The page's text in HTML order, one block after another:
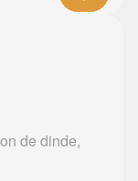
de dinde,